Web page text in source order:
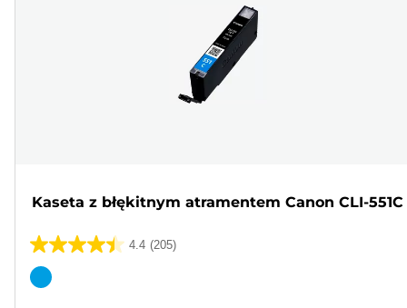
Kaseta z błękitnym atramentem Canon CLI-551C
4.4 (205)
4.4
na
Wkład